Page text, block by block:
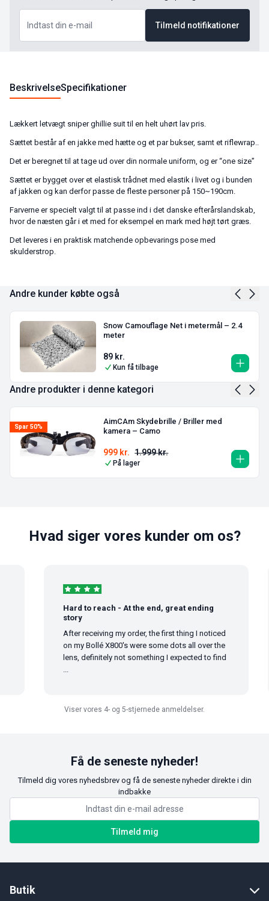
Tilmeld notifikationer
BeskrivelseSpecifikationer
Lækkert letvægt sniper ghillie suit til en helt uhørt lav pris.
Sættet består af en jakke med hætte og et par bukser, samt et riflewrap..
Det er beregnet til at tage ud over din normale uniform, og er “one size”
Sættet er bygget over et elastisk trådnet med elastik i livet og i bunden
af jakken og kan derfor passe de fleste personer på 150~190cm.
Farverne er specielt valgt til at passe ind i det danske efterårslandskab,
hvor de næsten går i et med for eksempel en mark med højt tørt græs.
Det leveres i en praktisk matchende opbevarings pose med
skulderstrop.
Andre kunder købte også
Snow Camouflage Net i metermål – 2.4
meter
89 kr.
Kun få tilbage
Andre produkter i denne kategori
Spar 50%
AimCAm Skydebrille / Briller med
kamera – Camo
1.999kr.
999 kr.
På lager
Hvad siger vores kunder om os?
Hard to reach - At the end, great ending
story
After receiving my order, the first thing I noticed
on my Bollé X800's were some dots all over the
lens, definitely not something I expected to find
Viser vores 4- og 5-stjernede anmeldelser.
Få de seneste nyheder!
Tilmeld dig vores nyhedsbrev og få de seneste nyheder direkte i din
indbakke
Tilmeld mig
Butik